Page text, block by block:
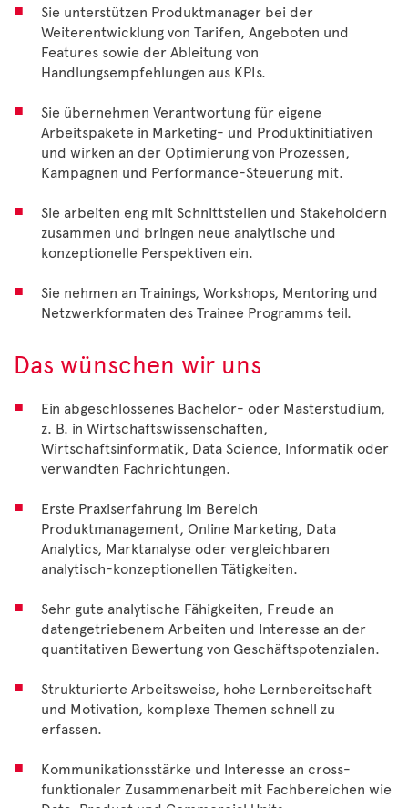
Sie unterstützen Produktmanager bei der
Weiterentwicklung von Tarifen, Angeboten und
Features sowie der Ableitung von
Handlungsempfehlungen aus KPIs.
Sie übernehmen Verantwortung für eigene
Arbeitspakete in Marketing- und Produktinitiativen
und wirken an der Optimierung von Prozessen,
Kampagnen und Performance-Steuerung mit.
Sie arbeiten eng mit Schnittstellen und Stakeholdern
zusammen und bringen neue analytische und
konzeptionelle Perspektiven ein.
Sie nehmen an Trainings, Workshops, Mentoring und
Netzwerkformaten des Trainee Programms teil.
Das wünschen wir uns
Ein abgeschlossenes Bachelor- oder Masterstudium,
z. B. in Wirtschaftswissenschaften,
Wirtschaftsinformatik, Data Science, Informatik oder
verwandten Fachrichtungen.
Erste Praxiserfahrung im Bereich
Produktmanagement, Online Marketing, Data
Analytics, Marktanalyse oder vergleichbaren
analytisch-konzeptionellen Tätigkeiten.
Sehr gute analytische Fähigkeiten, Freude an
datengetriebenem Arbeiten und Interesse an der
quantitativen Bewertung von Geschäftspotenzialen.
Strukturierte Arbeitsweise, hohe Lernbereitschaft
und Motivation, komplexe Themen schnell zu
erfassen.
Kommunikationsstärke und Interesse an cross-
funktionaler Zusammenarbeit mit Fachbereichen wie